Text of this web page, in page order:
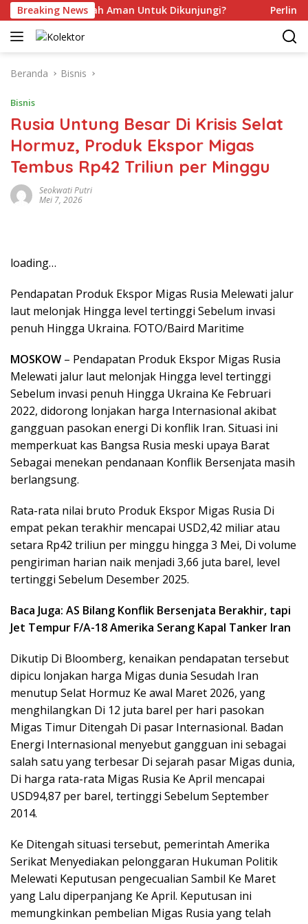
Langsung
ke
konten
Breaking News
Kamu Sudah Aman Untuk Dikunjungi?
Beranda Bisnis
Bisnis
Rusia Untung Besar Di Krisis Selat
Hormuz, Produk Ekspor Migas
Tembus Rp42 Triliun per Minggu
Seokwati Putri
Mei 7, 2026
loading…
Pendapatan Produk Ekspor Migas Rusia Melewati jalur
laut melonjak Hingga level tertinggi Sebelum invasi
penuh Hingga Ukraina. FOTO/Baird Maritime
MOSKOW – Pendapatan Produk Ekspor Migas Rusia
Melewati jalur laut melonjak Hingga level tertinggi
Sebelum invasi penuh Hingga Ukraina Ke Februari
2022, didorong lonjakan harga Internasional akibat
gangguan pasokan energi Di konflik Iran. Situasi ini
memperkuat kas Bangsa Rusia meski upaya Barat
Sebagai menekan pendanaan Konflik Bersenjata masih
berlangsung.
Rata-rata nilai bruto Produk Ekspor Migas Rusia Di
empat pekan terakhir mencapai USD2,42 miliar atau
setara Rp42 triliun per minggu hingga 3 Mei, Di volume
pengiriman harian naik menjadi 3,66 juta barel, level
tertinggi Sebelum Desember 2025.
Baca Juga: AS Bilang Konflik Bersenjata Berakhir, tapi
Jet Tempur F/A-18 Amerika Serang Kapal Tanker Iran
Dikutip Di Bloomberg, kenaikan pendapatan tersebut
dipicu lonjakan harga Migas dunia Sesudah Iran
menutup Selat Hormuz Ke awal Maret 2026, yang
menghilangkan Di 12 juta barel per hari pasokan
Migas Timur Ditengah Di pasar Internasional. Badan
Energi Internasional menyebut gangguan ini sebagai
salah satu yang terbesar Di sejarah pasar Migas dunia,
Di harga rata-rata Migas Rusia Ke April mencapai
USD94,87 per barel, tertinggi Sebelum September
2014.
Ke Ditengah situasi tersebut, pemerintah Amerika
Serikat Menyediakan pelonggaran Hukuman Politik
Melewati Keputusan pengecualian Sambil Ke Maret
yang Lalu diperpanjang Ke April. Keputusan ini
memungkinkan pembelian Migas Rusia yang telah